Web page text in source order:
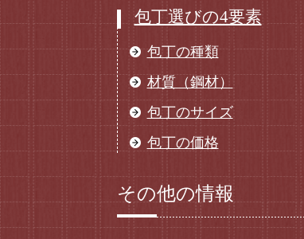
包丁選びの4要素
包丁の種類
材質（鋼材）
包丁のサイズ
包丁の価格
その他の情報